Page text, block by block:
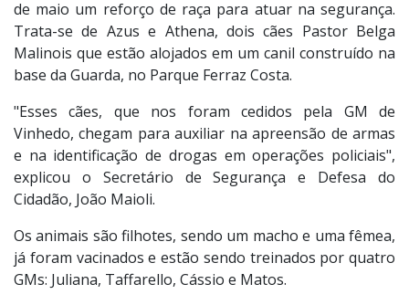
de maio um reforço de raça para atuar na segurança.
Trata-se de Azus e Athena, dois cães Pastor Belga
Malinois que estão alojados em um canil construído na
base da Guarda, no Parque Ferraz Costa.
"Esses cães, que nos foram cedidos pela GM de
Vinhedo, chegam para auxiliar na apreensão de armas
e na identificação de drogas em operações policiais",
explicou o Secretário de Segurança e Defesa do
Cidadão, João Maioli.
Os animais são filhotes, sendo um macho e uma fêmea,
já foram vacinados e estão sendo treinados por quatro
GMs: Juliana, Taffarello, Cássio e Matos.